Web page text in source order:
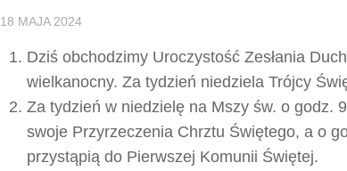
18 MAJA 2024
Dziś obchodzimy Uroczystość Zesłania
wielkanocny. Za tydzień niedziela Trójcy
Za tydzień w niedzielę na Mszy św. o godz.
swoje Przyrzeczenia Chrztu Świętego, a o
przystąpią do Pierwszej Komunii Świętej.